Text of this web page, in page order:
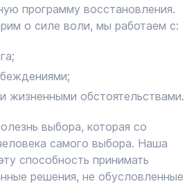
программу восстановления.
о силе воли, мы работаем с:
жизненными обстоятельствами.
выбора, которая со
самого выбора. Наша
способность принимать
решения, не обусловленные